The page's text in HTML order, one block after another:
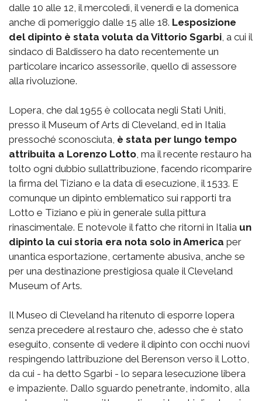
dalle 10 alle 12, il mercoledì, il venerdì e la domenica
anche di pomeriggio dalle 15 alle 18. Lesposizione
del dipinto è stata voluta da Vittorio Sgarbi, a cui il
sindaco di Baldissero ha dato recentemente un
particolare incarico assessorile, quello di assessore
alla rivoluzione.
Lopera, che dal 1955 è collocata negli Stati Uniti,
presso il Museum of Arts di Cleveland, ed in Italia
pressoché sconosciuta, è stata per lungo tempo
attribuita a Lorenzo Lotto, ma il recente restauro ha
tolto ogni dubbio sullattribuzione, facendo ricomparire
la firma del Tiziano e la data di esecuzione, il 1533. E
comunque un dipinto emblematico sui rapporti tra
Lotto e Tiziano e più in generale sulla pittura
rinascimentale. E notevole il fatto che ritorni in Italia un
dipinto la cui storia era nota solo in America per
unantica esportazione, certamente abusiva, anche se
per una destinazione prestigiosa quale il Cleveland
Museum of Arts.
Il Museo di Cleveland ha ritenuto di esporre lopera
senza precedere al restauro che, adesso che è stato
eseguito, consente di vedere il dipinto con occhi nuovi
respingendo lattribuzione del Berenson verso il Lotto,
da cui - ha detto Sgarbi - lo separa lesecuzione libera
e impaziente. Dallo sguardo penetrante, indomito, alla